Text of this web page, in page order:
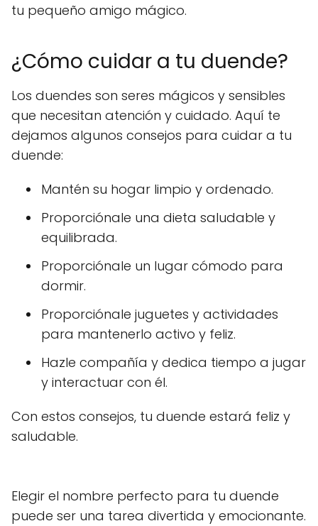
tu pequeño amigo mágico.
¿Cómo cuidar a tu duende?
Los duendes son seres mágicos y sensibles
que necesitan atención y cuidado. Aquí te
dejamos algunos consejos para cuidar a tu
duende:
Mantén su hogar limpio y ordenado.
Proporciónale una dieta saludable y
equilibrada.
Proporciónale un lugar cómodo para
dormir.
Proporciónale juguetes y actividades
para mantenerlo activo y feliz.
Hazle compañía y dedica tiempo a jugar
y interactuar con él.
Con estos consejos, tu duende estará feliz y
saludable.
Elegir el nombre perfecto para tu duende
puede ser una tarea divertida y emocionante.